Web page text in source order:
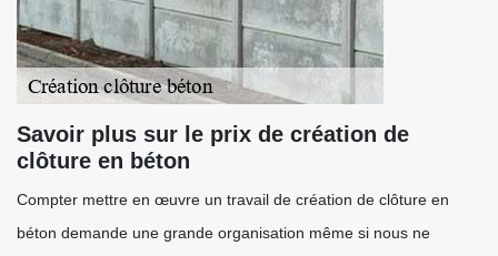
Savoir plus sur le prix de création de
clôture en béton
Compter mettre en œuvre un travail de création de clôture en
béton demande une grande organisation même si nous ne